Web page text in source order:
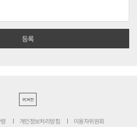
PC버전
개인정보처리방침 이용자위원회